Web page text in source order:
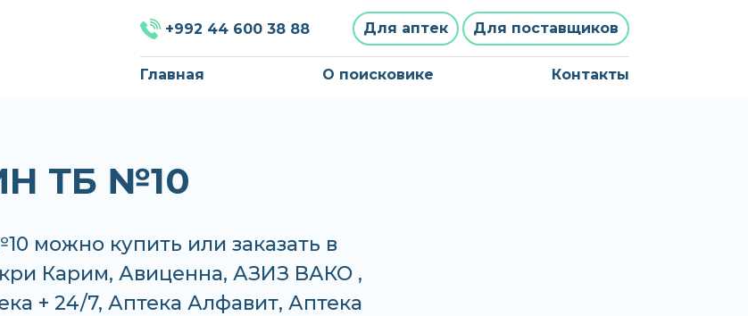
+992 44 600 38 88 Для аптек Для поставщиков
Главная О поисковике Контакты
ТБ №10
можно купить или заказать в
Карим, Авиценна, АЗИЗ ВАКО ,
+ 24/7, Аптека Алфавит, Аптека